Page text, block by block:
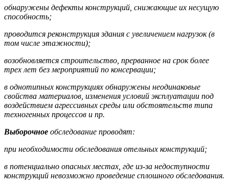
обнаружены дефекты конструкций, снижающие их несущую
способность;
проводится реконструкция здания с увеличением нагрузок (в
том числе этажности);
возобновляется строительство, прерванное на срок более
трех лет без мероприятий по консервации;
в однотипных конструкциях обнаружены неодинаковые
свойства материалов, изменения условий эксплуатации под
воздействием агрессивных среды или обстоятельств типа
техногенных процессов и пр.
Выборочное обследование проводят:
при необходимости обследования отельных конструкций;
в потенциально опасных местах, где из-за недоступности
конструкций невозможно проведение сплошного обследования.